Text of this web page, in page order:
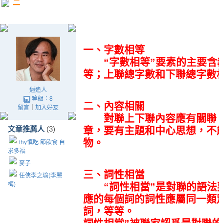
二
逍遙人
等級：8
留言｜ 加入好友
文章推薦人 (3)
thy慎吃 節飲食 自
求多福
麥子
任俠李之瑜(李麗
梅)
一、字數相等
“字數相等”要素的主要含
等；上聯總字數和下聯總字
二、內容相關
對聯上下聯內容應有關聯
章，要有主題和中心思想，
物。
三、詞性相當
“詞性相當”是對聯的語法
應的每個詞的詞性應屬同一
詞，等等。